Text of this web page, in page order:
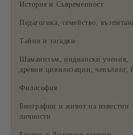
История и Съвременност
Педагогика, семейство,
Тайни и загадки
Шаманизъм, индиански учения,
древни цивилизации,
Философия
Биографии и живот на известни
личности